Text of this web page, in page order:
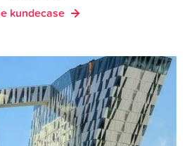
kundecase